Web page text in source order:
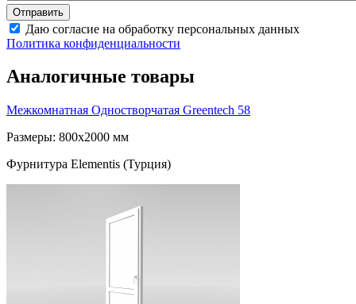
Даю согласие на обработку персональных данных
Политика конфиденциальности
Аналогичные товары
Межкомнатная Одностворчатая Greentech 58
Размеры: 800x2000 мм
Фурнитура Elementis (Турция)